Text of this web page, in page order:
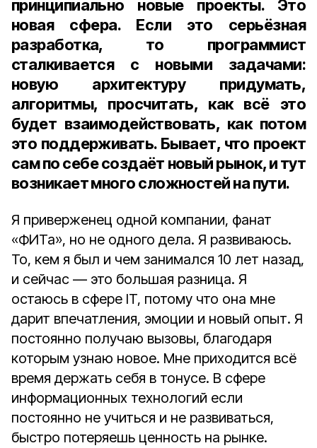
принципиально новые проекты. Это
новая сфера. Если это серьёзная
разработка, то программист
сталкивается с новыми задачами:
новую архитектуру придумать,
алгоритмы, просчитать, как всё это
будет взаимодействовать, как потом
это поддерживать. Бывает, что проект
сам по себе создаёт новый рынок, и тут
возникает много сложностей на пути.
Я приверженец одной компании, фанат
«ФИТа», но не одного дела. Я развиваюсь.
То, кем я был и чем занимался 10 лет назад,
и сейчас — это большая разница. Я
остаюсь в сфере IT, потому что она мне
дарит впечатления, эмоции и новый опыт. Я
постоянно получаю вызовы, благодаря
которым узнаю новое. Мне приходится всё
время держать себя в тонусе. В сфере
информационных технологий если
постоянно не учиться и не развиваться,
быстро потеряешь ценность на рынке.